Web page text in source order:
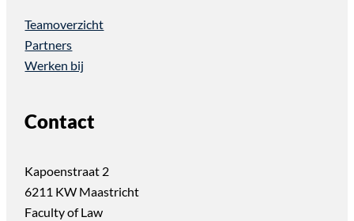
Teamoverzicht
Partners
Werken bij
Contact
Kapoenstraat 2
6211 KW Maastricht
Faculty of Law